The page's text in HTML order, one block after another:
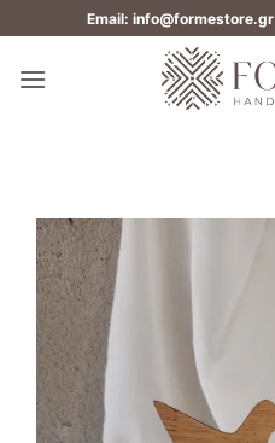
Μετάβαση
στο
περιεχόμενο
Email: info@formestore.gr